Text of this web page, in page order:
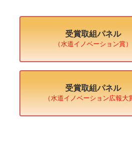
受賞取組パネル
（水道イノベーション賞）
受賞取組パネル
（水道イノベーション広報大